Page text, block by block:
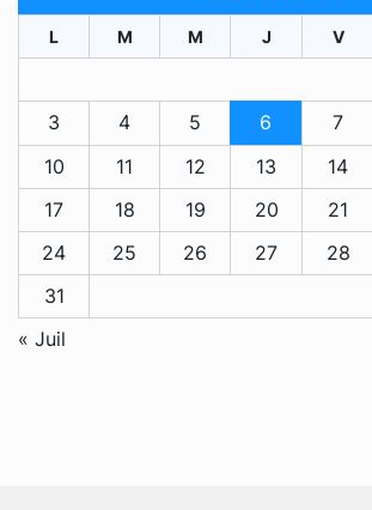
L M M J V
3
4 5 6 7
10
11 12 13 14
17
18 19 20 21
24
25 26 27 28
31
« Juil